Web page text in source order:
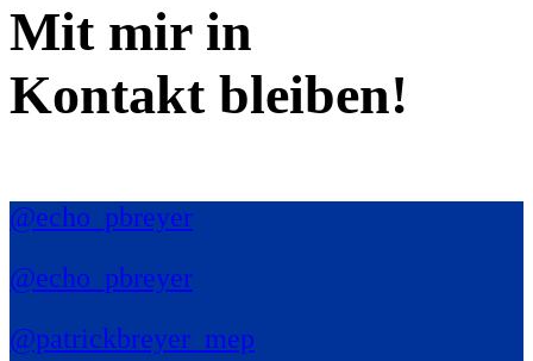
Mit mir in
Kontakt bleiben!
@echo_pbreyer
@echo_pbreyer
@patrickbreyer_mep